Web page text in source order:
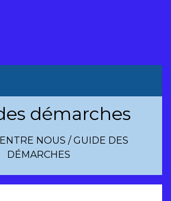
démarches
ENTRE NOUS /GUIDE DES
DÉMARCHES